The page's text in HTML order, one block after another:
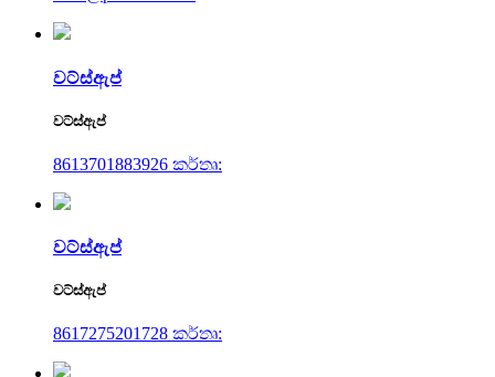
වට්ස්ඇප්
වට්ස්ඇප්
8613701883926 කර්තෘ:
වට්ස්ඇප්
වට්ස්ඇප්
8617275201728 කර්තෘ: